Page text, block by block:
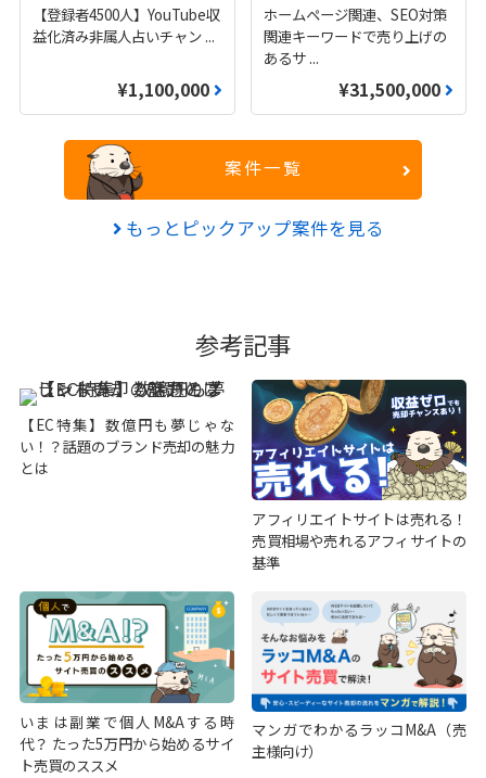
【登録者4500人】YouTube収
益化済み非属人占いチャン ...
¥1,100,000
ホームページ関連、SEO対策
関連キーワードで売り上げの
あるサ ...
¥31,500,000
案件一覧
もっとピックアップ案件を見る
参考記事
【EC特集】数億円も夢じゃな
い！？話題のブランド売却の魅力
とは
アフィリエイトサイトは売れる！
売買相場や売れるアフィサイトの
基準
いまは副業で個人M&Aする時
代？ たった5万円から始めるサイ
ト売買のススメ
マンガでわかるラッコM&A（売
主様向け）